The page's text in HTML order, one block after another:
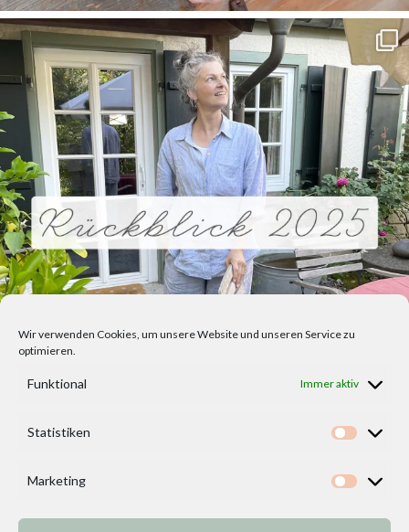
Wir verwenden Cookies, um unsere Website und unseren Service zu
optimieren.
Funktional Immer aktiv
Statistiken
Marketing